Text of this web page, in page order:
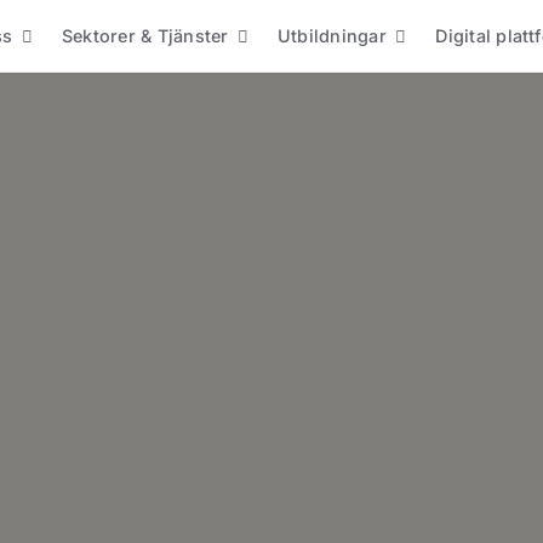
Sektorer & Tjänster Utbildningar Digital